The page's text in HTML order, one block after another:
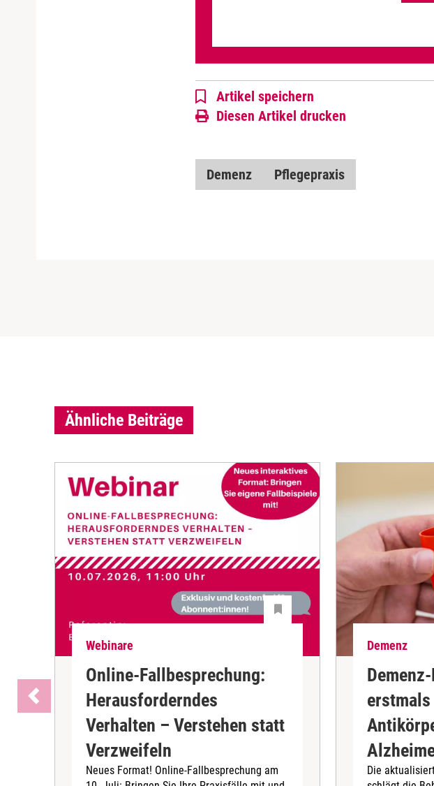
Artikel speichern
Diesen Artikel drucken
Demenz Pflegepraxis
Ähnliche Beiträge
Webinare
Online-Fallbesprechung:
Herausforderndes
Verhalten – Verstehen statt
Verzweifeln
Neues Format! Online-Fallbesprechung am
Demenz
erstmals
Die